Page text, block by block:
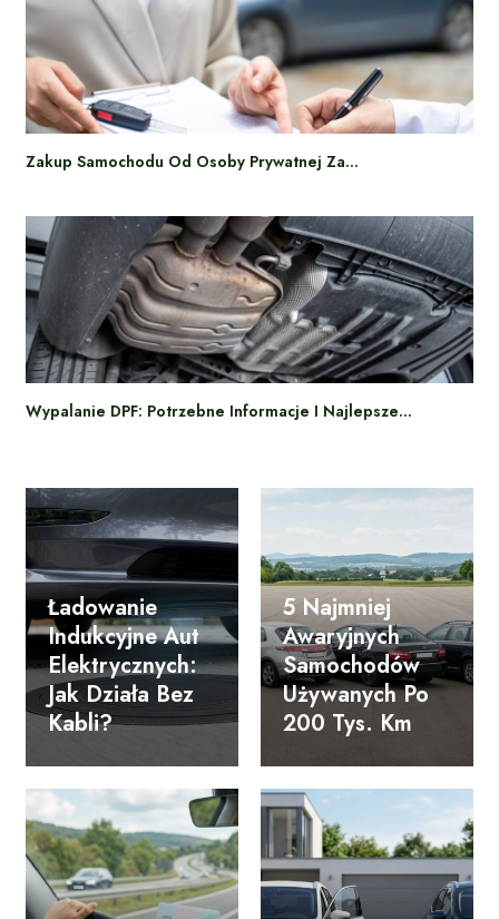
Zakup Samochodu Od Osoby Prywatnej Za…
Wypalanie DPF: Potrzebne Informacje I Najlepsze…
Ładowanie
Indukcyjne Aut
Elektrycznych:
Jak Działa Bez
Kabli?
5 Najmniej
Awaryjnych
Samochodów
Używanych Po
200 Tys. Km